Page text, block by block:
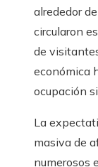
alrededor
circularon
de
económica
ocupación
La
masiva de
numerosos